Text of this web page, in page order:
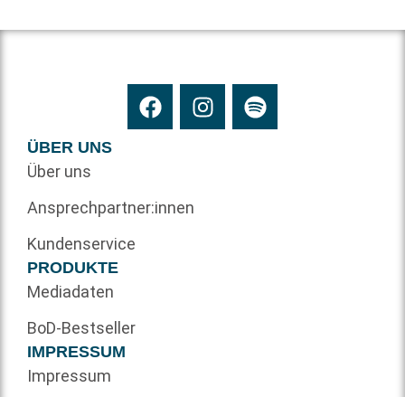
ÜBER UNS
Über uns
Ansprechpartner:innen
Kundenservice
PRODUKTE
Mediadaten
BoD-Bestseller
IMPRESSUM
Impressum